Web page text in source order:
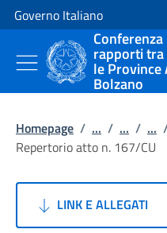
Vai al contenuto
Vai alla navigazione del sito
Governo Italiano
rapporti tra
le Province
Bolzano
Homepage / ... / ... / ...
Repertorio atto n. 167/CU
LINK E ALLEGATI